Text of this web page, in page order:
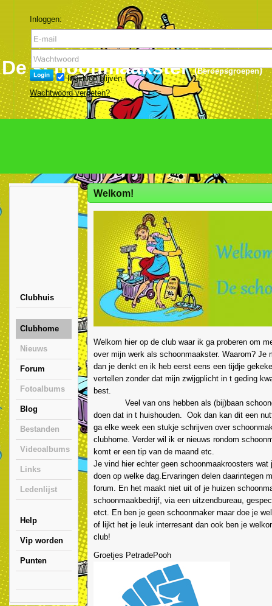
Inloggen:
Ingelogd blijven.
Wachtwoord vergeten?
De schoonmaakster (Beroepsgroepen)
Clubhuis
Clubhome
Nieuws
Forum
Fotoalbums
Blog
Bestanden
Videoalbums
Links
Ledenlijst
Help
Vip worden
Punten
Welkom!
Welkom hier op de club waar ik ga proberen om
over mijn werk als schoonmaakster. Waarom? Je
dan je denkt en ik heb eerst eens een tijdje
vertellen zonder dat mijn zwijgplicht in t geding
best.
Veel van ons hebben als (bij)baan
doen dat in t huishouden. Ook dan kan dit een
ga elke week een stukje schrijven over
clubhome. Verder wil ik er nieuws rondom
komt er een tip van de maand etc.
Je vind hier echter geen schoonmaakroosters wat
doen op welke dag.Ervaringen delen daarintegen
forum. En het maakt niet uit of je huizen
schoonmaakbedrijf, via een uitzendbureau,
etct. En ben je geen schoonmaker maar doe je
of lijkt het je leuk interresant dan ook ben je
club!
Groetjes PetradePooh